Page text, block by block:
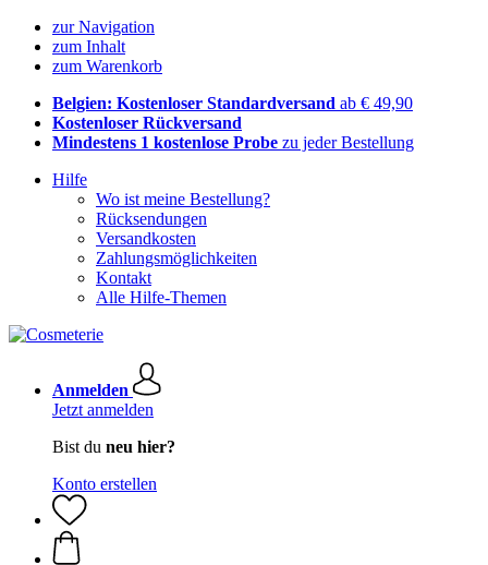
zur Navigation
zum Inhalt
zum Warenkorb
Belgien: Kostenloser Standardversand ab € 49,90
Kostenloser Rückversand
Mindestens 1 kostenlose Probe zu jeder Bestellung
Hilfe
Wo ist meine Bestellung?
Rücksendungen
Versandkosten
Zahlungsmöglichkeiten
Kontakt
Alle Hilfe-Themen
Anmelden
Jetzt anmelden
Bist du neu hier?
Konto erstellen